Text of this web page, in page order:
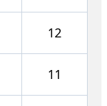
12
11